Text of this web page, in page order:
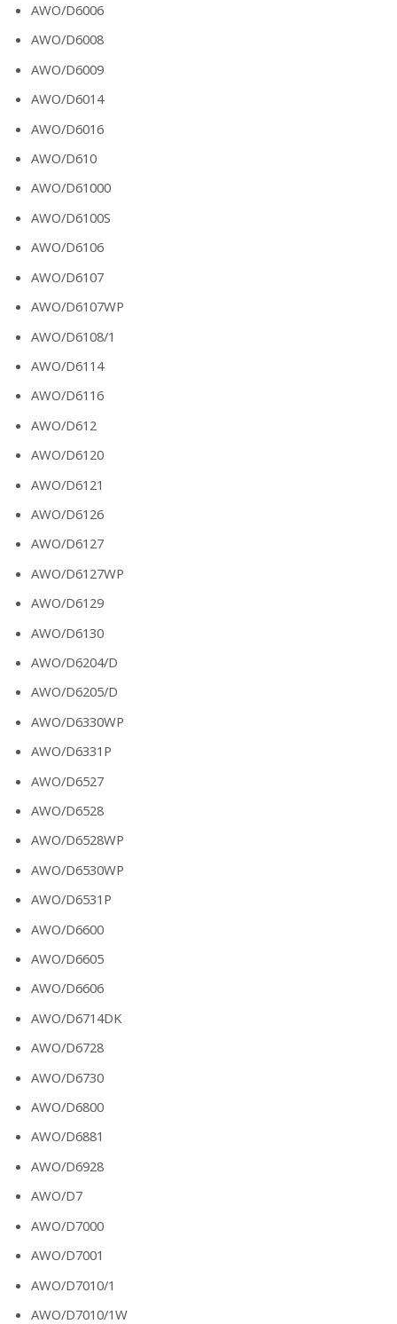
AWO/D6006
AWO/D6008
AWO/D6009
AWO/D6014
AWO/D6016
AWO/D610
AWO/D61000
AWO/D6100S
AWO/D6106
AWO/D6107
AWO/D6107WP
AWO/D6108/1
AWO/D6114
AWO/D6116
AWO/D612
AWO/D6120
AWO/D6121
AWO/D6126
AWO/D6127
AWO/D6127WP
AWO/D6129
AWO/D6130
AWO/D6204/D
AWO/D6205/D
AWO/D6330WP
AWO/D6331P
AWO/D6527
AWO/D6528
AWO/D6528WP
AWO/D6530WP
AWO/D6531P
AWO/D6600
AWO/D6605
AWO/D6606
AWO/D6714DK
AWO/D6728
AWO/D6730
AWO/D6800
AWO/D6881
AWO/D6928
AWO/D7
AWO/D7000
AWO/D7001
AWO/D7010/1
AWO/D7010/1W